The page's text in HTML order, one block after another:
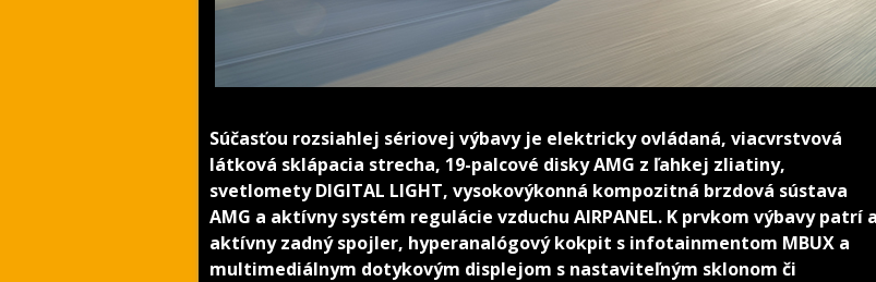
Súčasťou rozsiahlej sériovej výbavy je elektricky ovládaná, viacvrstvová
látková sklápacia strecha, 19-palcové disky AMG z ľahkej zliatiny,
svetlomety DIGITAL LIGHT, vysokovýkonná kompozitná brzdová sústava
AMG a aktívny systém regulácie vzduchu AIRPANEL. K prvkom výbavy patrí
aktívny zadný spojler, hyperanalógový kokpit s infotainmentom MBUX a
multimediálnym dotykovým displejom s nastaviteľným sklonom či